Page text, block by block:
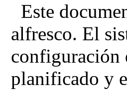
Este
alfresco. El
configuración
planificado y